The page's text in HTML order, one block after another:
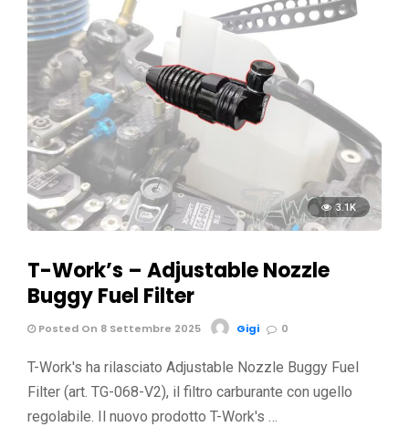
3.1K
T-Work’s – Adjustable Nozzle
Buggy Fuel Filter
Posted On 8 Settembre 2025 Gigi 0
T-Work's ha rilasciato Adjustable Nozzle Buggy Fuel
Filter (art. TG-068-V2), il filtro carburante con ugello
regolabile. Il nuovo prodotto T-Work's …